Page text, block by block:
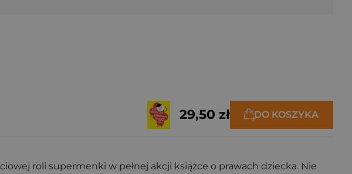
29,50 zł DO KOSZYKA
roli supermenki w pełnej akcji książce o prawach dziecka. Nie